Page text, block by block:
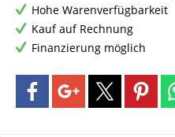
Hohe Warenverfügbarkeit
Kauf auf Rechnung
Finanzierung möglich